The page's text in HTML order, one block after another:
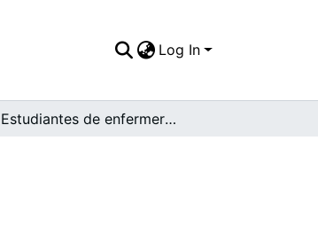
Log In
Estudiantes de enfermería, 1950